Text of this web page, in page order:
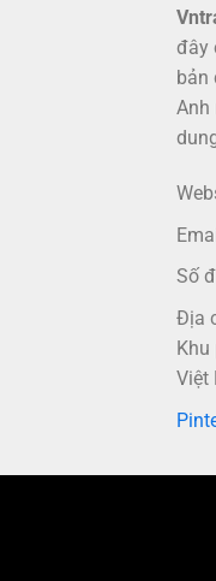
đây
bản
Anh
Số
Địa
Khu
Việt